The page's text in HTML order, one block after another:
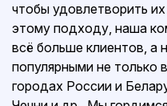
чтобы удовлетворить
этому подходу, наша
всё больше клиентов, а
популярными не только
городах России и